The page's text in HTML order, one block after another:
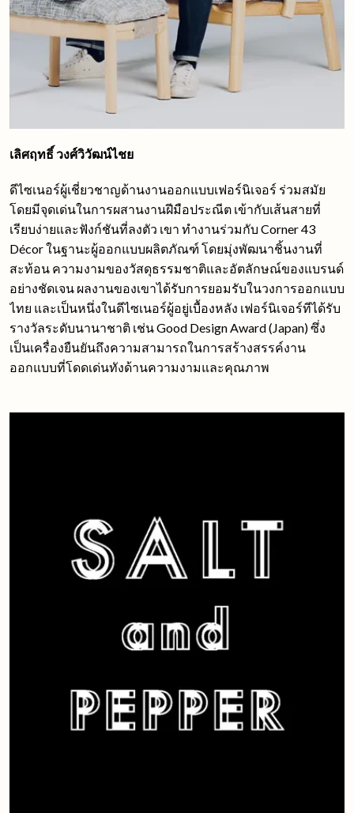
เลิศฤทธิ์ วงศ์วิวัฒน์ไชย
ดีไซเนอร์ผู้เชี่ยวชาญด้านงานออกแบบเฟอร์นิเจอร์ ร่วมสมัย
โดยมีจุดเด่นในการผสานงานฝีมือประณีต เข้ากับเส้นสายที่
เรียบง่ายและฟังก์ชันที่ลงตัว เขา ทํางานร่วมกับ Corner 43
Décor ในฐานะผู้ออกแบบผลิตภัณฑ์ โดยมุ่งพัฒนาชิ้นงานที่
สะท้อน ความงามของวัสดุธรรมชาติและอัตลักษณ์ของแบรนด์
อย่างชัดเจน ผลงานของเขาได้รับการยอมรับในวงการออกแบบ
ไทย และเป็นหนึ่งในดีไซเนอร์ผู้อยู่เบื้องหลัง เฟอร์นิเจอร์ทีได้รับ
รางวัลระดับนานาชาติ เช่น Good Design Award (Japan) ซึ่ง
เป็นเครื่องยืนยันถึงความสามารถในการสร้างสรรค์งาน
ออกแบบที่โดดเด่นทังด้านความงามและคุณภาพ